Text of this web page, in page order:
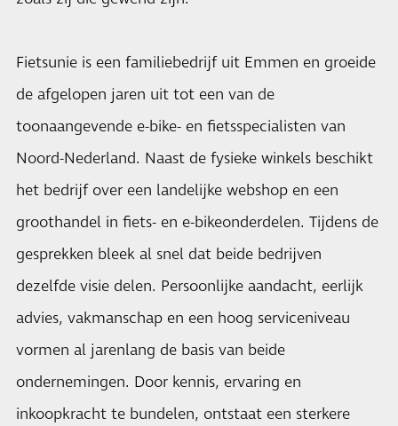
Fietsunie is een familiebedrijf uit Emmen en groeide
de afgelopen jaren uit tot een van de
toonaangevende e-bike- en fietsspecialisten van
Noord-Nederland. Naast de fysieke winkels beschikt
het bedrijf over een landelijke webshop en een
groothandel in fiets- en e-bikeonderdelen. Tijdens de
gesprekken bleek al snel dat beide bedrijven
dezelfde visie delen. Persoonlijke aandacht, eerlijk
advies, vakmanschap en een hoog serviceniveau
vormen al jarenlang de basis van beide
ondernemingen. Door kennis, ervaring en
inkoopkracht te bundelen, ontstaat een sterkere